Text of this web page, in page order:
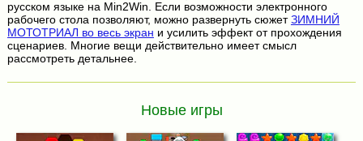
русском языке на Min2Win. Если возможности электронного
рабочего стола позволяют, можно развернуть сюжетЗИМНИЙ
МОТОТРИАЛ во весь экран и усилить эффект от прохождения
сценариев. Многие вещи действительно имеет смысл
рассмотреть детальнее.
Новые игры